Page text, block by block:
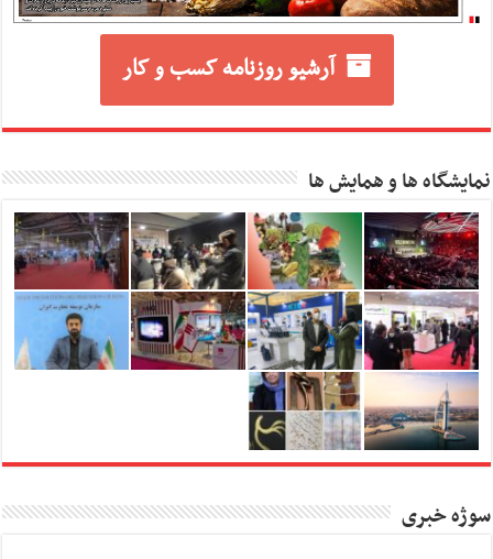
آرشیو روزنامه کسب و کار
نمایشگاه ها و همایش ها
سوژه خبری